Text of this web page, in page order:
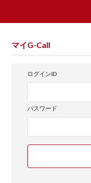
マイG-Call
ログインID
パスワード